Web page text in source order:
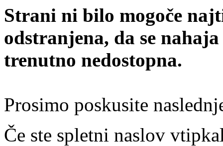
Strani ni bilo mogoče
odstranjena, da se
trenutno nedostopna.
Prosimo poskusite
Če ste spletni naslov